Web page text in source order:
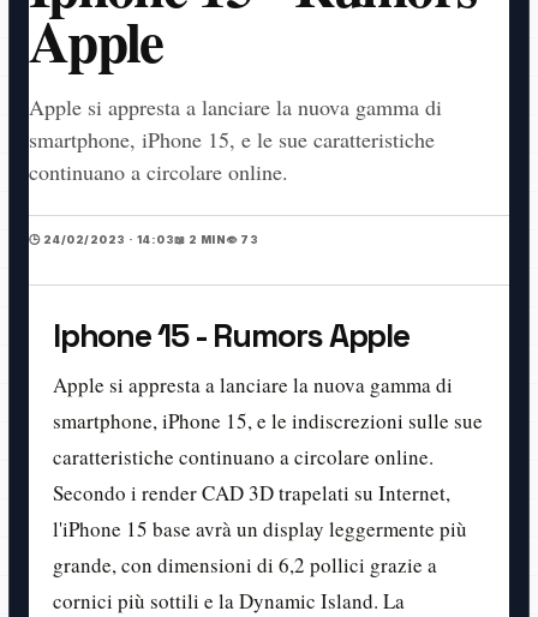
Apple
Apple si appresta a lanciare la nuova gamma di
smartphone, iPhone 15, e le sue caratteristiche
continuano a circolare online.
🕒 24/02/2023 · 14:03📖 2 MIN👁️ 73
Iphone 15 - Rumors Apple
Apple si appresta a lanciare la nuova gamma di
smartphone, iPhone 15, e le indiscrezioni sulle sue
caratteristiche continuano a circolare online.
Secondo i render CAD 3D trapelati su Internet,
l'iPhone 15 base avrà un display leggermente più
grande, con dimensioni di 6,2 pollici grazie a
cornici più sottili e la Dynamic Island. La